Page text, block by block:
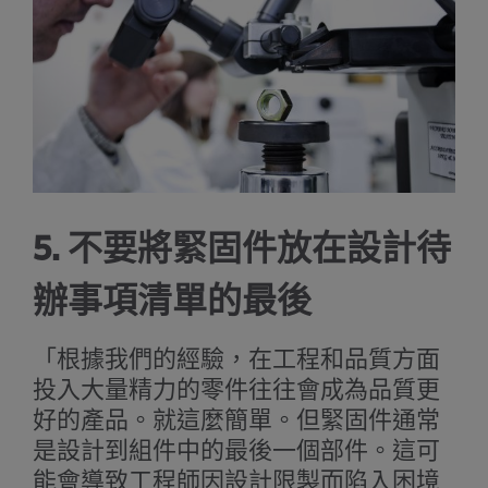
5. 不要將緊固件放在設計待
辦事項清單的最後
「根據我們的經驗，在工程和品質方面
投入大量精力的零件往往會成為品質更
好的產品。就這麼簡單。但緊固件通常
是設計到組件中的最後一個部件。這可
能會導致工程師因設計限製而陷入困境